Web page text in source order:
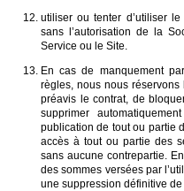
utiliser ou tenter d’utiliser
sans l’autorisation de la
Service ou le Site.
En cas de manquement
règles, nous nous
préavis le contrat, de
supprimer
publication de tout ou partie
accès à tout ou partie des
sans aucune contrepartie.
des sommes versées par
une suppression définitive de